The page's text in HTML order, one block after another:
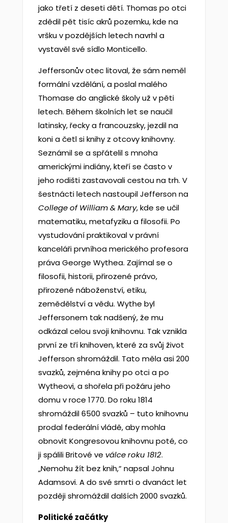
jako třetí z deseti dětí. Thomas po otci
zdědil pět tisíc akrů pozemku, kde na
vršku v pozdějších letech navrhl a
vystavěl své sídlo Monticello.
Jeffersonův otec litoval, že sám neměl
formální vzdělání, a poslal malého
Thomase do anglické školy už v pěti
letech. Během školních let se naučil
latinsky, řecky a francouzsky, jezdil na
koni a četl si knihy z otcovy knihovny.
Seznámil se a spřátelil s mnoha
americkými indiány, kteří se často v
jeho rodišti zastavovali cestou na trh. V
šestnácti letech nastoupil Jefferson na
College of William & Mary, kde se učil
matematiku, metafyziku a filosofii. Po
vystudování praktikoval v právní
kanceláři prvníhoa merického profesora
práva George Wythea. Zajímal se o
filosofii, historii, přirozené právo,
přirozené náboženství, etiku,
zemědělství a vědu. Wythe byl
Jeffersonem tak nadšený, že mu
odkázal celou svoji knihovnu. Tak vznikla
první ze tří knihoven, které za svůj život
Jefferson shromáždil. Tato měla asi 200
svazků, zejména knihy po otci a po
Wytheovi, a shořela při požáru jeho
domu v roce 1770. Do roku 1814
shromáždil 6500 svazků – tuto knihovnu
prodal federální vládě, aby mohla
obnovit Kongresovou knihovnu poté, co
ji spálili Britové ve válce roku 1812.
„Nemohu žít bez knih,“ napsal Johnu
Adamsovi. A do své smrti o dvanáct let
později shromáždil dalších 2000 svazků.
Politické začátky